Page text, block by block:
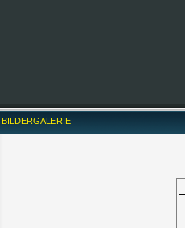
BILDERGALERIE